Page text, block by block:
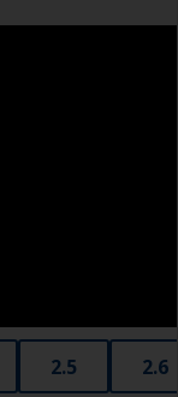
oppervlak af
2.5 2.6